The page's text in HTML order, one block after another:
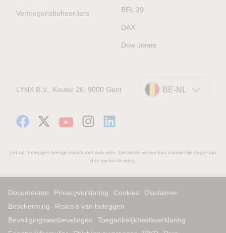
Vermogensbeheerders BEL 20
DAX
Dow Jones
LYNX B.V., Kouter 26, 9000 Gent BE-NL
Let op: beleggen brengt risico's met zich mee. Uw totale verlies kan aanzienlijk hoger zijn
dan uw totale inleg.
Documenten Privacyverklaring Cookies
Disclaimer
Bescherming
Risico’s van beleggen
Beveiligingsaanbevelingen
Toegankelijkheidsverklaring